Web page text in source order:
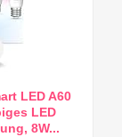
LED A60
LED
8W...